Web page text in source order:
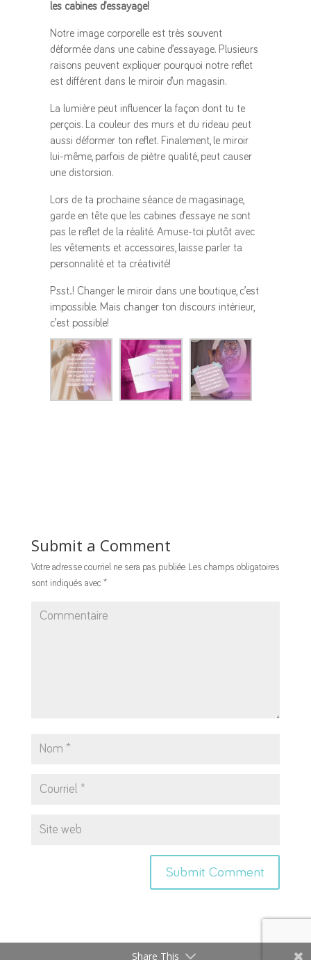
les cabines d’essayage!
Notre image corporelle est très souvent
déformée dans une cabine d’essayage. Plusieurs
raisons peuvent expliquer pourquoi notre reflet
est différent dans le miroir d’un magasin.
La lumière peut influencer la façon dont tu te
perçois. La couleur des murs et du rideau peut
aussi déformer ton reflet. Finalement, le miroir
lui-même, parfois de piètre qualité, peut causer
une distorsion.
Lors de ta prochaine séance de magasinage,
garde en tête que les cabines d’essaye ne sont
pas le reflet de la réalité. Amuse-toi plutôt avec
les vêtements et accessoires, laisse parler ta
personnalité et ta créativité!
Psst..! Changer le miroir dans une boutique, c’est
impossible. Mais changer ton discours intérieur,
c’est possible!
Submit a Comment
Votre adresse courriel ne sera pas publiée.Les champs obligatoires
sont indiqués avec *
Share This